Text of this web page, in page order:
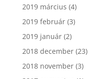
2019 március (4)
2019 február(3)
2019 január(2)
2018 december(23)
2018 november(3)